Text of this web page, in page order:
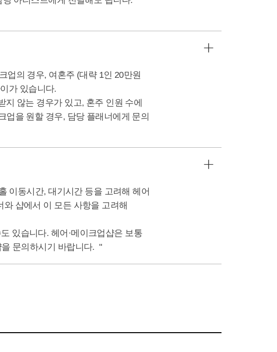
업의 경우, 여혼주 (대략 1인 20만원
가 있습니다.
않는 경우가 있고, 혼주 인원 수에
업을 원할 경우, 담당 플래너에게 문의
이동시간, 대기시간 등을 고려해 헤어
샵에서 이 모든 사항을 고려해
있습니다. 헤어·메이크업샵은 보통
문의하시기 바랍니다. "